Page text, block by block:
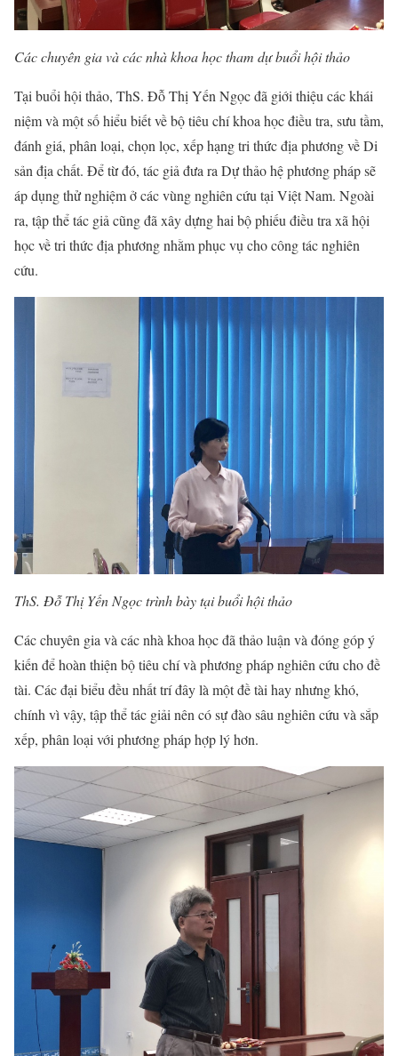
Các chuyên gia và các nhà khoa học tham dự buổi hội thảo
Tại buổi hội thảo, ThS. Đỗ Thị Yến Ngọc đã giới thiệu các khái
niệm và một số hiểu biết về bộ tiêu chí khoa học điều tra, sưu tầm,
đánh giá, phân loại, chọn lọc, xếp hạng tri thức địa phương về Di
sản địa chất. Để từ đó, tác giả đưa ra Dự thảo hệ phương pháp sẽ
áp dụng thử nghiệm ở các vùng nghiên cứu tại Việt Nam. Ngoài
ra, tập thể tác giả cũng đã xây dựng hai bộ phiếu điều tra xã hội
học về tri thức địa phương nhằm phục vụ cho công tác nghiên
cứu.
ThS. Đỗ Thị Yến Ngọc trình bày tại buổi hội thảo
Các chuyên gia và các nhà khoa học đã thảo luận và đóng góp ý
kiến để hoàn thiện bộ tiêu chí và phương pháp nghiên cứu cho đề
tài. Các đại biểu đều nhất trí đây là một đề tài hay nhưng khó,
chính vì vậy, tập thể tác giải nên có sự đào sâu nghiên cứu và sắp
xếp, phân loại với phương pháp hợp lý hơn.